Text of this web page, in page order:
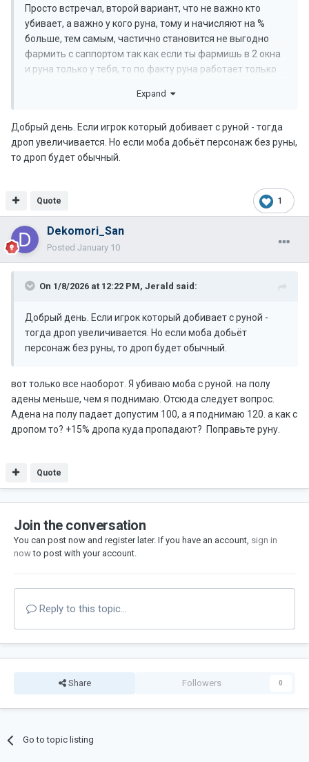
Просто встречал, второй вариант, что не важно кто
убивает, а важно у кого руна, тому и начисляют на %
больше, тем самым, частично становится не выгодно
фармить с саппортом так как если ты фармишь в 2 окна
и руна только у тебя, то по факту руна работает только
на 2 персонажей всего 15%.
Expand
Добрый день. Если игрок который добивает с руной - тогда
дроп увеличивается. Но если моба добьёт персонаж без руны,
то дроп будет обычный.
1
Quote
Dekomori_San
Posted January 10
On 1/8/2026 at 12:22 PM, Jerald said:
Добрый день. Если игрок который добивает с руной -
тогда дроп увеличивается. Но если моба добьёт
персонаж без руны, то дроп будет обычный.
вот только все наоборот. Я убиваю моба с руной. на полу
адены меньше, чем я поднимаю. Отсюда следует вопрос.
Адена на полу падает допустим 100, а я поднимаю 120. а как с
дропом то? +15% дропа куда пропадают? Поправьте руну.
Quote
Join the conversation
You can post now and register later. If you have an account, sign in
nowto post with your account.
Reply to this topic...
Share Followers 0
Go to topic listing